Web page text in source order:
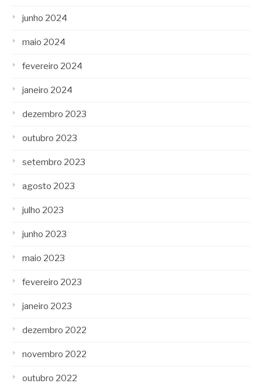
junho 2024
maio 2024
fevereiro 2024
janeiro 2024
dezembro 2023
outubro 2023
setembro 2023
agosto 2023
julho 2023
junho 2023
maio 2023
fevereiro 2023
janeiro 2023
dezembro 2022
novembro 2022
outubro 2022